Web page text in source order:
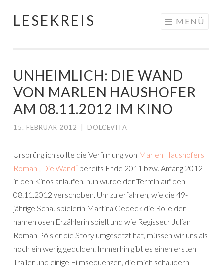
Springe
LESEKREIS MENÜ
UNHEIMLICH: DIE WAND
VON MARLEN HAUSHOFER
AM 08.11.2012 IM KINO
15. FEBRUAR 2012 DOLCEVITA
Ursprünglich sollte die Verfilmung von Marlen Haushofers
Roman „Die Wand“ bereits Ende 2011 bzw. Anfang 2012
in den Kinos anlaufen, nun wurde der Termin auf den
08.11.2012 verschoben. Um zu erfahren, wie die 49-
jährige Schauspielerin Martina Gedeck die Rolle der
namenlosen Erzählerin spielt und wie Regisseur Julian
Roman Pölsler die Story umgesetzt hat, müssen wir uns als
noch ein wenig gedulden. Immerhin gibt es einen ersten
Trailer und einige Filmsequenzen, die mich schaudern